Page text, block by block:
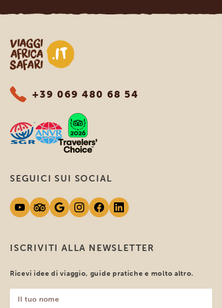
Viaggi Africa Safari
+39 069 480 68 54
ISCRIVITI ALLA NEWSLETTER
Ricevi idee di viaggio, guide pratiche e molto altro.
tuo
SEGUICI SUI SOCIAL